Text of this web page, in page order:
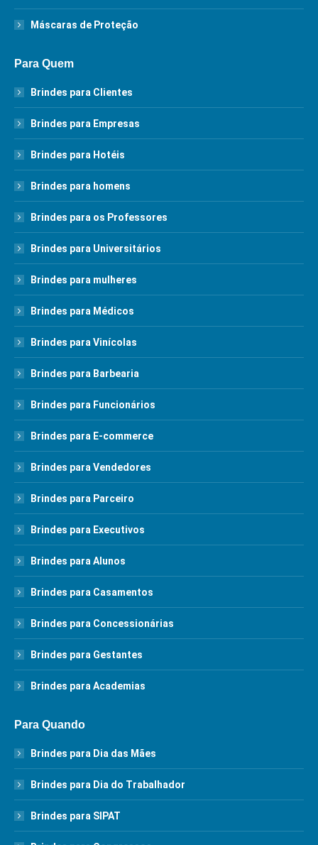
Máscaras de Proteção
Para Quem
Brindes para Clientes
Brindes para Empresas
Brindes para Hotéis
Brindes para homens
Brindes para os Professores
Brindes para Universitários
Brindes para mulheres
Brindes para Médicos
Brindes para Vinícolas
Brindes para Barbearia
Brindes para Funcionários
Brindes para E-commerce
Brindes para Vendedores
Brindes para Parceiro
Brindes para Executivos
Brindes para Alunos
Brindes para Casamentos
Brindes para Concessionárias
Brindes para Gestantes
Brindes para Academias
Para Quando
Brindes para Dia das Mães
Brindes para Dia do Trabalhador
Brindes para SIPAT